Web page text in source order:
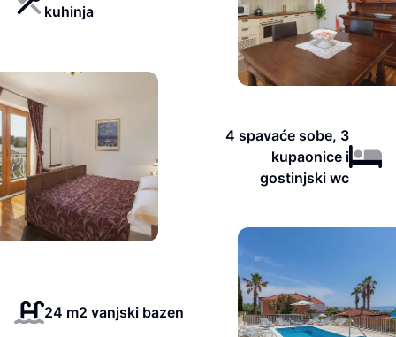
kuhinja
4 spavaće sobe, 3
kupaonice i
gostinjski wc
24 m2 vanjski bazen